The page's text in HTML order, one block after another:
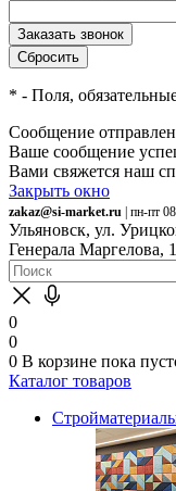
* - Поля,
Сообщение
Ваше сообщение
Вами свяжется наш
Закрыть окно
zakaz@si-market.ru | пн-пт
Ульяновск, ул.
Генерала Маргелова,
0
0
0 В корзине пока
Каталог товаров